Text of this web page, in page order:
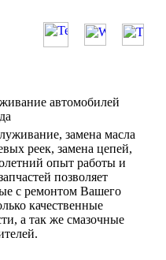
автомобилей
замена масла
реек, замена цепей,
опыт работы и
позволяет
с ремонтом Вашего
качественные
а так же смазочные